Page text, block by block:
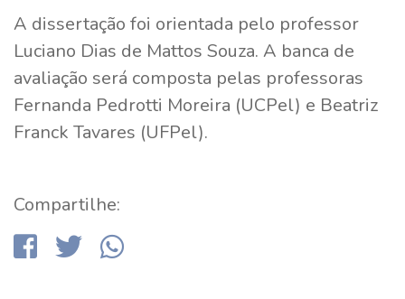
A dissertação foi orientada pelo professor
Luciano Dias de Mattos Souza. A banca de
avaliação será composta pelas professoras
Fernanda Pedrotti Moreira (UCPel) e Beatriz
Franck Tavares (UFPel).
Compartilhe: